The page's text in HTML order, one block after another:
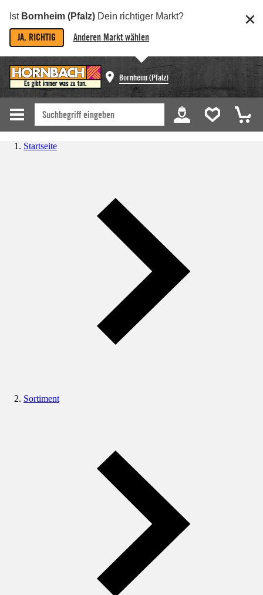
Ist Bornheim (Pfalz) Dein richtiger Markt?
JA, RICHTIG Anderen Markt wählen
Bornheim (Pfalz)
Startseite
Sortiment